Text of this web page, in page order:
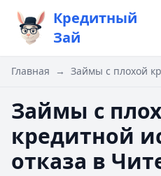
Кредитный
Зай
Главная → Займы с плохой
Займы с
кредитной
отказа в